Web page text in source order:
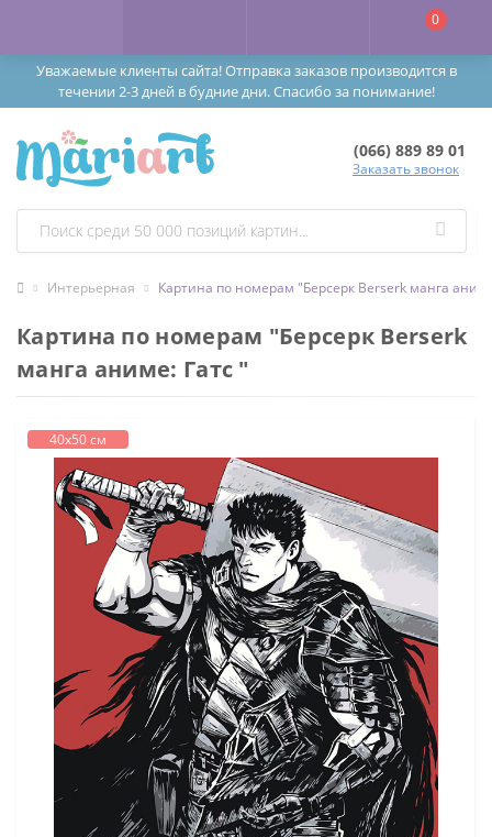
Уважаемые клиенты сайта! Отправка заказов производится в
течении 2-3 дней в будние дни. Спасибо за понимание!
0
(066) 889 89 01
Заказать звонок
Интерьерная Картина по номерам "Берсерк Berserk манга
Картина по номерам "Берсерк Berserk
манга аниме: Гатс "
40х50 см